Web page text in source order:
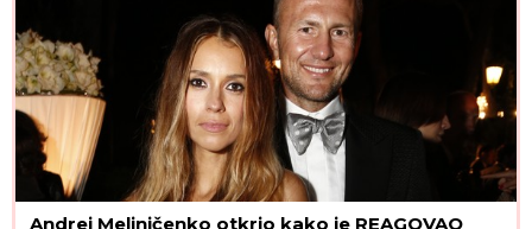
Andrej Meljničenko otkrio kako je REAGOVAO